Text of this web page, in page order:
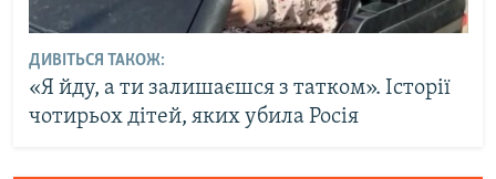
ДИВІТЬСЯ ТАКОЖ:
«Я йду, а ти залишаєшся з татком». Історії
чотирьох дітей, яких убила Росія